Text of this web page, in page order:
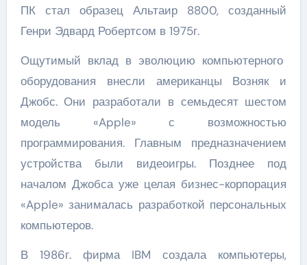
ПК стал образец Альтаир 8800, созданный
Генри Эдвард Робертсом в 1975г.
Ощутимый вклад в эволюцию компьютерного
оборудования внесли американцы Возняк и
Джобс. Они разработали в семьдесят шестом
модель «Apple» с возможностью
программирования. Главным предназначением
устройства были видеоигры. Позднее под
началом Джобса уже целая бизнес-корпорация
«Apple» занималась разработкой персональных
компьютеров.
В 1986г. фирма IBM создала компьютеры,